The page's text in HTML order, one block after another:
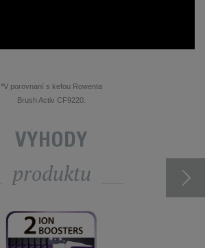
*V porovnaní s kefou Rowenta
Brush Activ CF9220.
VÝHODY
produktu